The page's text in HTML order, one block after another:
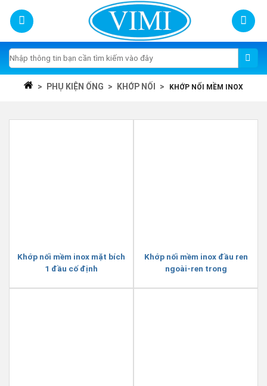
content
Tìm
kiếm:
> PHỤ KIỆN ỐNG > KHỚP NỐI > KHỚP NỐI MỀM INOX
Khớp nối mềm inox mặt bích
1 đầu cố định
Khớp nối mềm inox đầu ren
ngoài-ren trong